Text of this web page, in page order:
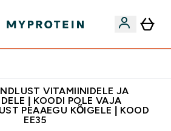
VITAMIINIDELE JA
| KOODI POLE VAJA
PEAAEGU KÕIGELE | KOOD
EE35